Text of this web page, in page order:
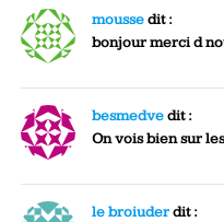
moussedit :
bonjour merci d
besmedvedit :
On vois bien sur
le broiuderdit :